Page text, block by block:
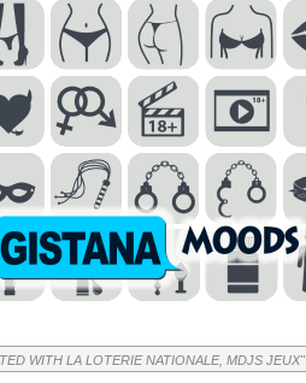
WITH LA LOTERIE NATIONALE, MDJS JEUX"